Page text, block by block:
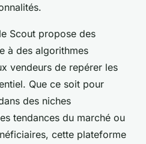
Scout propose des
à des algorithmes
vendeurs de repérer les
Que ce soit pour
des niches
tendances du marché ou
cette plateforme